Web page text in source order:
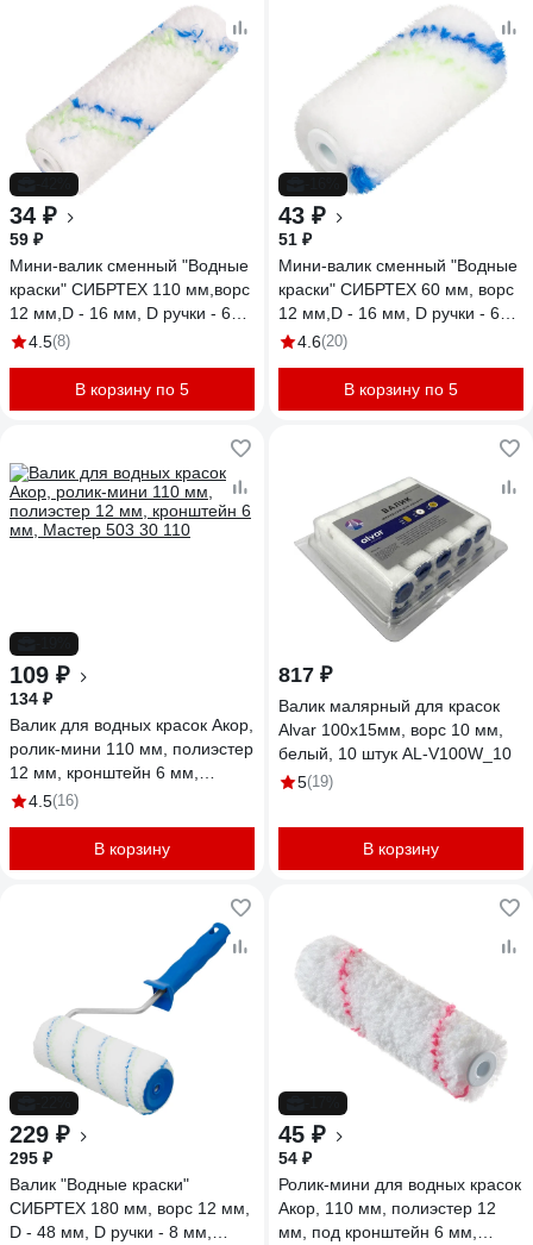
34 ₽
59 ₽
Мини-валик сменный "Водные
краски" СИБРТЕХ 110 мм,ворс
12 мм,D - 16 мм, D ручки - 6
мм, полиэстер 80582
4.5(8)
В корзину по 5
43 ₽
51 ₽
Мини-валик сменный "Водные
краски" СИБРТЕХ 60 мм, ворс
12 мм,D - 16 мм, D ручки - 6
мм, полиэстер 80581
4.6(20)
В корзину по 5
109 ₽
134 ₽
Валик для водных красок Акор,
ролик-мини 110 мм, полиэстер
12 мм, кронштейн 6 мм,
Мастер 503 30 110
4.5(16)
В корзину
817 ₽
Валик малярный для красок
Alvar 100х15мм, ворс 10 мм,
белый, 10 штук AL-V100W_10
5(19)
В корзину
229 ₽
295 ₽
Валик "Водные краски"
СИБРТЕХ 180 мм, ворс 12 мм,
D - 48 мм, D ручки - 8 мм,
45 ₽
54 ₽
Ролик-мини для водных красок
Акор, 110 мм, полиэстер 12
мм, под кронштейн 6 мм,